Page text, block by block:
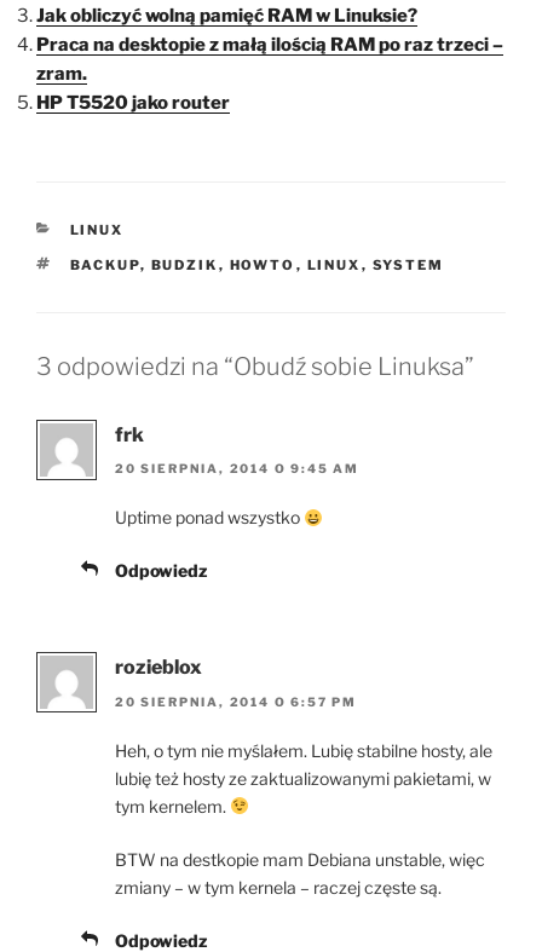
Jak obliczyć wolną pamięć RAM w Linuksie?
Praca na desktopie z małą ilością RAM po raz trzeci –
zram.
HP T5520 jako router
KATEGORIE
LINUX
TAGI
BACKUP, BUDZIK , HOWTO , LINUX , SYSTEM
3 odpowiedzi na “Obudź sobie Linuksa”
frk
20 SIERPNIA, 2014 O 9:45 AM
Uptime ponad wszystko
Odpowiedz
rozieblox
20 SIERPNIA, 2014 O 6:57 PM
Heh, o tym nie myślałem. Lubię stabilne hosty, ale
lubię też hosty ze zaktualizowanymi pakietami, w
tym kernelem.
BTW na destkopie mam Debiana unstable, więc
zmiany – w tym kernela – raczej częste są.
Odpowiedz